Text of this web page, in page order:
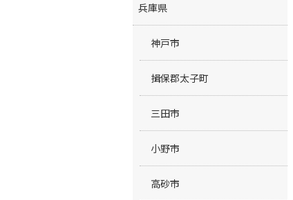
兵庫県
神戸市
揖保郡太子町
三田市
小野市
高砂市